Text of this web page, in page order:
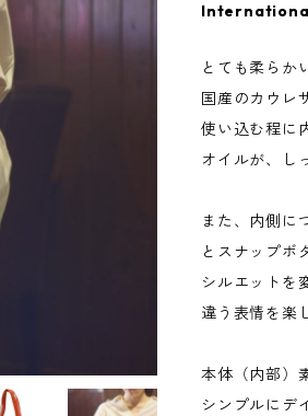
とても柔らか
国産のカウレ
使い込む程に
オイルが、し
また、内側に
とスナップボ
シルエットを
違う表情を楽
本体（内部）
シンプルにデ